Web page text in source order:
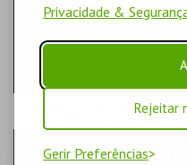
Privacidade &
Rejeitar
Gerir Preferências
- SESSÃO
SÁBADO | 21 NOV 2026 |